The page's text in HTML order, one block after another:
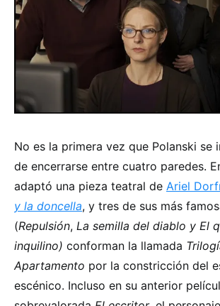
No es la primera vez que Polanski se
de encerrarse entre cuatro paredes.
adaptó una pieza teatral de Ariel
y la doncella, y tres de sus más
(Repulsión, La semilla del diablo y El
inquilino) conforman la llamada
Apartamento por la constricción del
escénico. Incluso en su anterior